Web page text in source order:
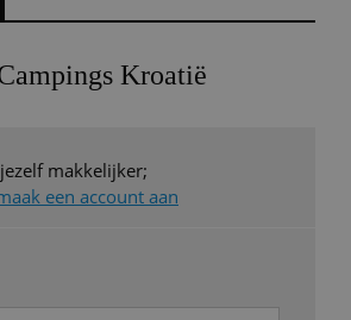
Kroatië
makkelijker;
een account aan